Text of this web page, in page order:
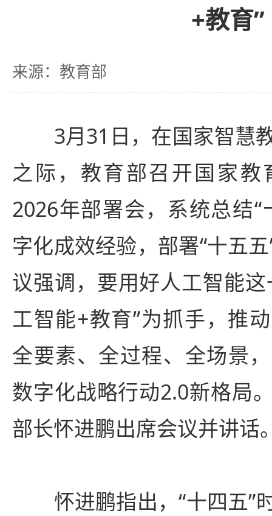
+教育”
来源：教育部
3月31日，在国家智慧
之际，教育部召开国家教
2026年部署会，系统总结“
字化成效经验，部署“十五
议强调，要用好人工智能
工智能+教育”为抓手，推
全要素、全过程、全场景
数字化战略行动2.0新格局
部长怀进鹏出席会议并讲话
怀进鹏指出，“十四五”